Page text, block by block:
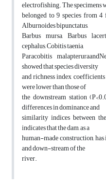
electrofishing. The specimens
belonged to 9 species from 4
Alburnoides bipunctatus,
Barbus mursa, Barbus
cephalus, Cobitis taenia,
Paracobitis
showed that species diversity
and richness index
were lower than those of
the downstream station
differences in dominance and
similarity indices between
indicates that the dam, as a
human-made construction,
and down-stream of the
river.